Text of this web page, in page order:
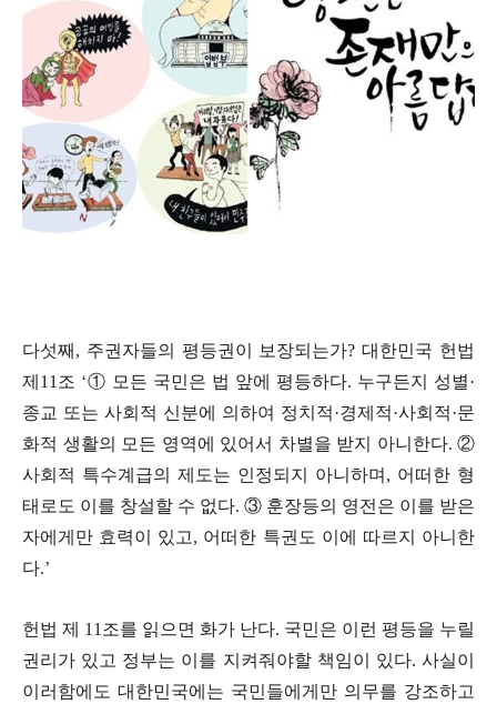
다섯째, 주권자들의 평등권이 보장되는가?대한민국 헌법
제 11 조 ‘① 모든 국민은 법 앞에 평등하다. 누구든지 성별·
종교 또는 사회적 신분에 의하여 정치적·경제적·사회적·문
화적 생활의 모든 영역에 있어서 차별을 받지 아니한다. ②
사회적 특수계급의 제도는 인정되지 아니하며 , 어떠한 형
태로도 이를 창설할 수 없다. ③ 훈장등의 영전은 이를 받은
자에게만 효력이 있고, 어떠한 특권도 이에 따르지 아니한
다.’
헌법 제 11조를 읽으면 화가 난다. 국민은 이런 평등을 누릴
권리가 있고 정부는 이를 지켜줘야할 책임이 있다. 사실이
이러함에도 대한민국에는 국민들에게만 의무를 강조하고